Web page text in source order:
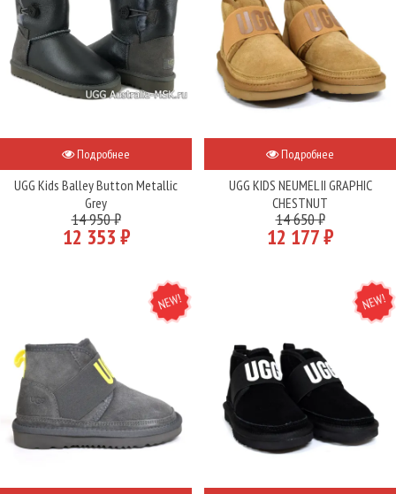
Подробнее
UGG Kids Balley Button Metallic
Grey
14 950 ₽
12 353 ₽
Подробнее
UGG KIDS NEUMEL II GRAPHIC
CHESTNUT
14 650 ₽
12 177 ₽
NEW NEW